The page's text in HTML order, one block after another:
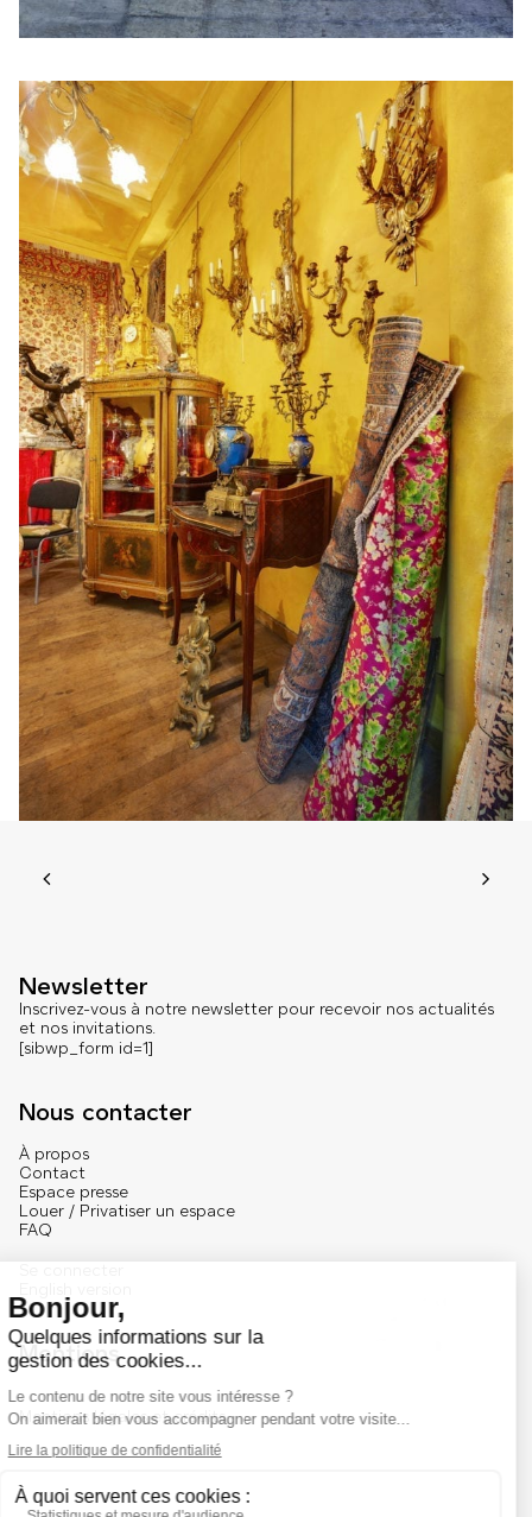
Newsletter
Inscrivez-vous à notre newsletter pour recevoir nos actualités
et nos invitations.
[sibwp_form id=1]
Nous contacter
À propos
Contact
Espace presse
Louer / Privatiser un espace
FAQ
Mentions
Mentions légales et crédits